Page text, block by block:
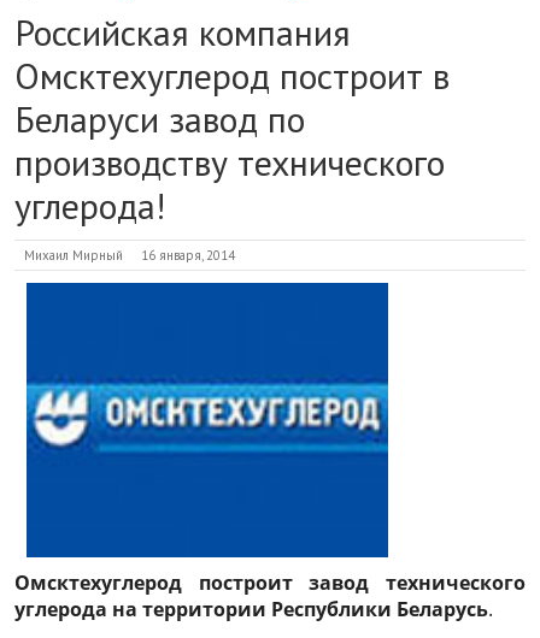
Российская компания
Омсктехуглерод построит в
Беларуси завод по
производству технического
углерода!
Михаил Мирный 16 января, 2014
Омсктехуглерод построит завод технического
углерода на территории Республики Беларусь.